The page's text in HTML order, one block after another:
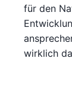
für den
wirklich